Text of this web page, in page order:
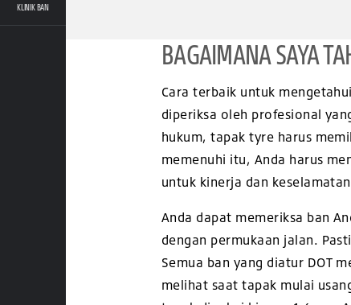
KLINIK BAN
BAGAIMANA SAYA
Cara terbaik untuk
diperiksa oleh profesional
hukum, tapak tyre harus
memenuhi itu, Anda harus
untuk kinerja dan
Anda dapat memeriksa ban
dengan permukaan jalan.
Semua ban yang diatur DOT
melihat saat tapak mulai